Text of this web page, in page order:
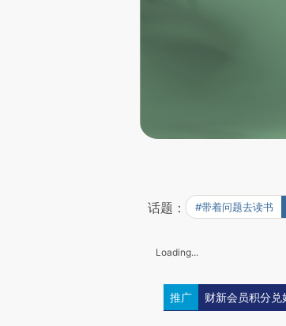
话题： #带着问题去读书
Loading...
推广 财新会员积分兑